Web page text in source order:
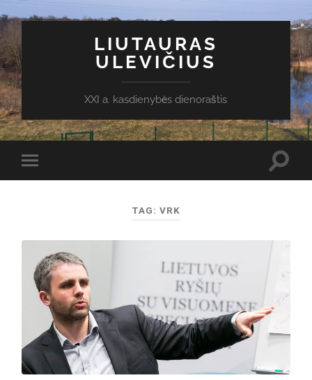
LIUTAURAS
ULEVIČIUS
XXI a. kasdienybės dienoraštis
Toggle
mobile
TAG: VRK